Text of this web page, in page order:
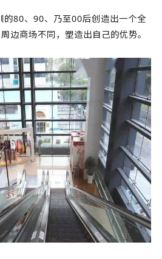
80、90、乃至00后创造出一个全
边商场不同，塑造出自己的优势。